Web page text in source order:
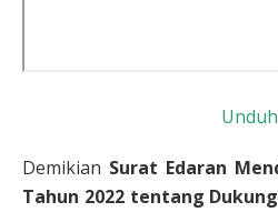
Unduh
Demikian Surat Edaran
Tahun 2022 tentang